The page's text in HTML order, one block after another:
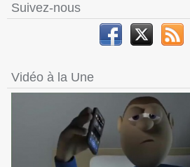
Suivez-nous
Vidéo à la Une